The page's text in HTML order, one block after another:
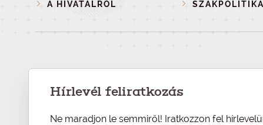
A HIVATALRÓL
Hírlevél feliratkozás
Ne maradjon le semmiről! Iratkozzon fel